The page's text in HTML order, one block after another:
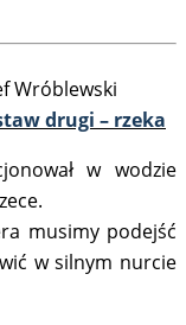
drugi – rzeka
w wodzie
musimy podejść
w silnym nurcie